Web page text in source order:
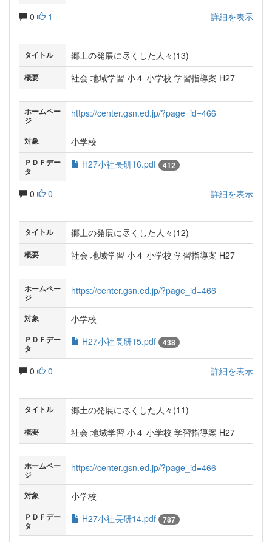
0 1 詳細を表示
タイトル 郷土の発展に尽くした人々(13)
概要 社会 地域学習 小４ 小学校 学習指導案 H27
ホームペー
ジ
https://center.gsn.ed.jp/?page_id=466
対象 小学校
ＰＤＦデー
タ
H27小社長研16.pdf 412
0 0 詳細を表示
タイトル 郷土の発展に尽くした人々(12)
概要 社会 地域学習 小４ 小学校 学習指導案 H27
ホームペー
ジ
https://center.gsn.ed.jp/?page_id=466
対象 小学校
ＰＤＦデー
タ
H27小社長研15.pdf 438
0 0 詳細を表示
タイトル 郷土の発展に尽くした人々(11)
概要 社会 地域学習 小４ 小学校 学習指導案 H27
ホームペー
ジ
https://center.gsn.ed.jp/?page_id=466
対象 小学校
ＰＤＦデー
タ
H27小社長研14.pdf 787